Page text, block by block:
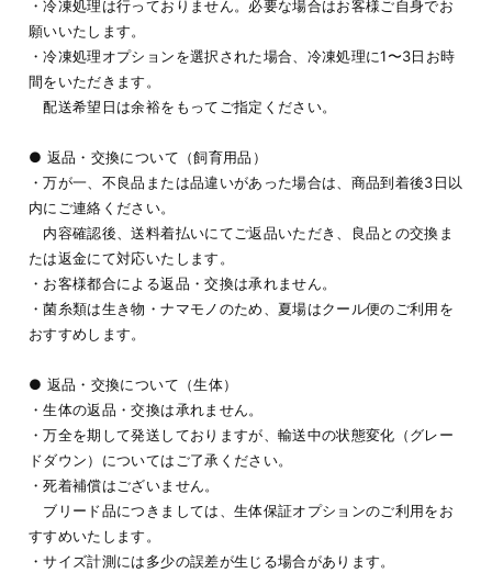
・冷凍処理は行っておりません。必要な場合はお客様ご自身でお
願いいたします。
・冷凍処理オプションを選択された場合、冷凍処理に1〜3日お時
間をいただきます。
配送希望日は余裕をもってご指定ください。
● 返品・交換について（飼育用品）
・万が一、不良品または品違いがあった場合は、商品到着後3日以
内にご連絡ください。
内容確認後、送料着払いにてご返品いただき、良品との交換ま
たは返金にて対応いたします。
・お客様都合による返品・交換は承れません。
・菌糸類は生き物・ナマモノのため、夏場はクール便のご利用を
おすすめします。
● 返品・交換について（生体）
・生体の返品・交換は承れません。
・万全を期して発送しておりますが、輸送中の状態変化（グレー
ドダウン）についてはご了承ください。
・死着補償はございません。
ブリード品につきましては、生体保証オプションのご利用をお
すすめいたします。
・サイズ計測には多少の誤差が生じる場合があります。